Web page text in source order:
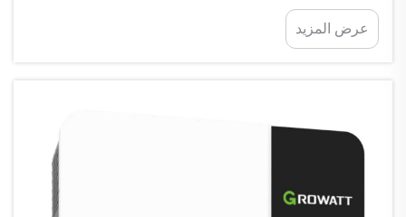
نظام طاقة شامل. ويُمكِّن هذا الجهاز الحيوي لتحويل
الطاقة من تحقيق استقلالية طاقية تامة عبر تحويل التيار
المستمر (DC) الناتج عن مصادر الطاقة المتجددة...
عرض المزيد